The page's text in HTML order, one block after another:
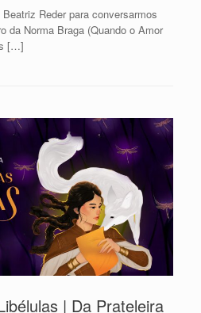
Reder para conversarmos
da Norma Braga (Quando o Amor
[…]
| Da Prateleira